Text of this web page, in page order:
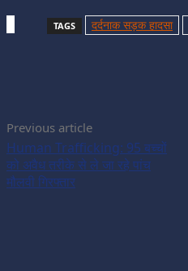
TAGS दर्दनाक सड़क हादसा
Previous article
Human Trafficking: 95 बच्चों
को अवैध तरीके से ले जा रहे पांच
मौलवी गिरफ्तार